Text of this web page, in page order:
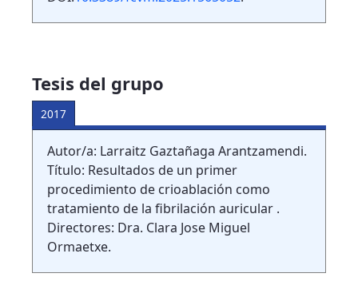
Tesis del grupo
2017
Autor/a: Larraitz Gaztañaga Arantzamendi.
Título: Resultados de un primer
procedimiento de crioablación como
tratamiento de la fibrilación auricular .
Directores: Dra. Clara Jose Miguel
Ormaetxe.